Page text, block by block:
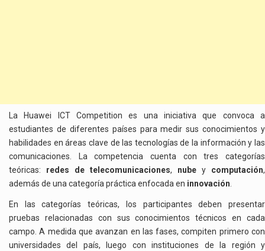
La Huawei ICT Competition es una iniciativa que convoca a
estudiantes de diferentes países para medir sus conocimientos y
habilidades en áreas clave de las tecnologías de la información y las
comunicaciones. La competencia cuenta con tres categorías
teóricas: redes de telecomunicaciones, nube y computación,
además de una categoría práctica enfocada en innovación
En las categorías teóricas, los participantes deben presentar
pruebas relacionadas con sus conocimientos técnicos en cada
campo. A medida que avanzan en las fases, compiten primero con
universidades del país, luego con instituciones de la región y